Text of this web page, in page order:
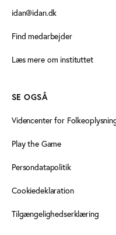
idan@idan.dk
Find medarbejder
Læs mere om instituttet
SE OGSÅ
Videncenter for
Play the Game
Persondatapolitik
Cookiedeklaration
Tilgængelighedserklæring